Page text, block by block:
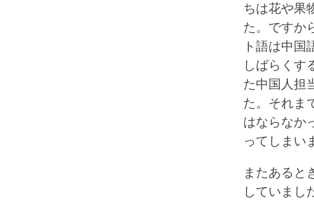
ちは花や果
た。ですか
ト語は中
しばらくす
た中国人担
た。それま
はならなか
ってしまい
またあると
していまし